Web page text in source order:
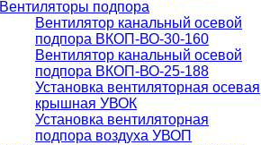
Вентиляторы подпора
Вентилятор канальный осевой
подпора ВКОП-ВО-30-160
Вентилятор канальный осевой
подпора ВКОП-ВО-25-188
Установка вентиляторная осевая
крышная УВОК
Установка вентиляторная
подпора воздуха УВОП